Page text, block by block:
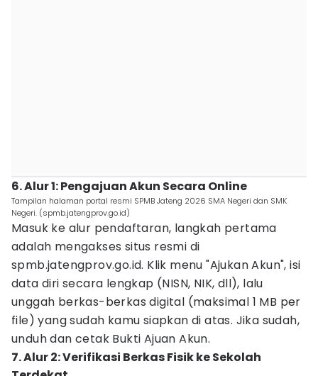
6. Alur 1: Pengajuan Akun Secara Online
Tampilan halaman portal resmi SPMB Jateng 2026 SMA Negeri dan SMK
Negeri. (spmb.jatengprov.go.id)
Masuk ke alur pendaftaran, langkah pertama
adalah mengakses situs resmi di
spmb.jatengprov.go.id. Klik menu "Ajukan Akun", isi
data diri secara lengkap (NISN, NIK, dll), lalu
unggah berkas-berkas digital (maksimal 1 MB per
file) yang sudah kamu siapkan di atas. Jika sudah,
unduh dan cetak Bukti Ajuan Akun.
7. Alur 2: Verifikasi Berkas Fisik ke Sekolah